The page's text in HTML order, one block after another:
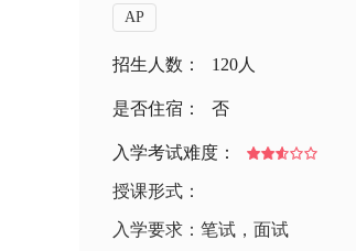
AP
招生人数： 120人
是否住宿： 否
入学考试难度：
授课形式：
入学要求：笔试，面试